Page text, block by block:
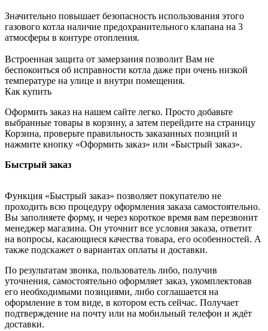
Значительно повышает безопасность использования этого
газового котла наличие предохранительного клапана на 3
атмосферы в контуре отопления.
Встроенная защита от замерзания позволит Вам не
беспокоиться об исправности котла даже при очень низкой
температуре на улице и внутри помещения.
Как купить
Оформить заказ на нашем сайте легко. Просто добавьте
выбранные товары в корзину, а затем перейдите на страницу
Корзина, проверьте правильность заказанных позиций и
нажмите кнопку «Оформить заказ» или «Быстрый заказ».
Быстрый заказ
Функция «Быстрый заказ» позволяет покупателю не
проходить всю процедуру оформления заказа самостоятельно.
Вы заполняете форму, и через короткое время вам перезвонит
менеджер магазина. Он уточнит все условия заказа, ответит
на вопросы, касающиеся качества товара, его особенностей. А
также подскажет о вариантах оплаты и доставки.
По результатам звонка, пользователь либо, получив
уточнения, самостоятельно оформляет заказ, укомплектовав
его необходимыми позициями, либо соглашается на
оформление в том виде, в котором есть сейчас. Получает
подтверждение на почту или на мобильный телефон и ждёт
доставки.